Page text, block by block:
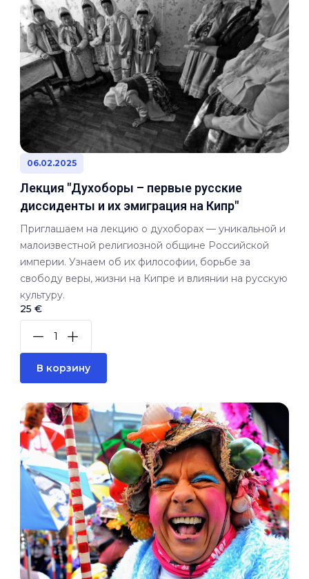
06.02.2025
Лекция "Духоборы – первые русские
диссиденты и их эмиграция на Кипр"
Приглашаем на лекцию о духоборах — уникальной и
малоизвестной религиозной общине Российской
империи. Узнаем об их философии, борьбе за
свободу веры, жизни на Кипре и влиянии на русскую
культуру.
25 €
В корзину